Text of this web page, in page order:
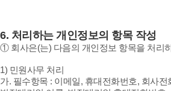
6. 처리하는 개인정보의 항목 작성
① 회사은(는) 다음의 개인정보 항목을 처리
1) 민원사무 처리
가. 필수항목 : 이메일, 휴대전화번호, 회사